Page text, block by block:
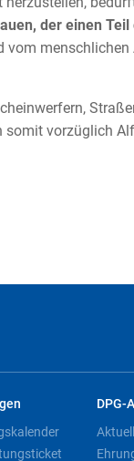
der einen
vorzüglich
DPG-